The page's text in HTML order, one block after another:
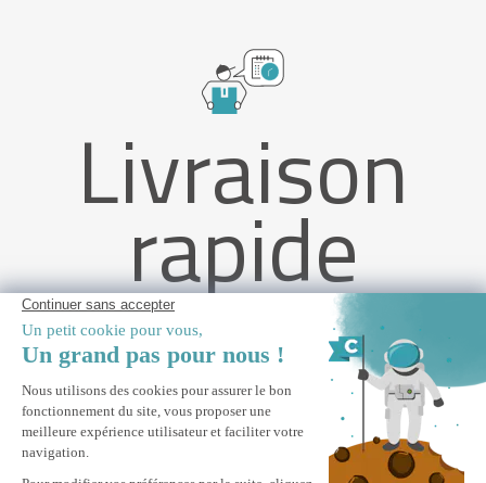
Livraison
rapide
Store banne monobloc structure blanche VECCHIO 3mx2,5m
toile taupe avec fixations plafond
AJOUTER AU PANIER